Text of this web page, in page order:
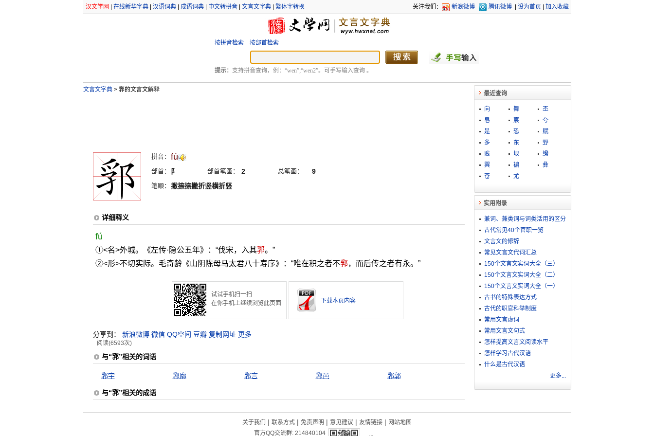
汉文学网 在线新华字典| 汉语词典| 成语词典| 中文转拼音| 文言文字典| 繁体字转换 关注我们： 新浪微博 腾讯微博 设为首页 加入收藏
按拼音检索 按部首检索
提示： 支持拼音查询，例：“wen”;“wen2”。可手写输入查询 。
文言文字典 >郛的文言文解释
拼音： fú
部首： 阝 部首笔画： 2 总笔画： 9
笔顺： 撇捺捺撇折竖横折竖
详细释义
fú
①<名>外城。《左传·隐公五年》：“伐宋，入其郛。”
②<形>不切实际。毛奇龄《山阴陈母马太君八十寿序》：“唯在积之者不郛，而后传之者有永。”
试试手机扫一扫
在你手机上继续浏览此页面
下载本页内容
分享到： 新浪微博 微信 QQ空间 豆瓣 复制网址 更多
阅读(6593次)
与“郛”相关的词语
郛宇 郛廓 郛言 郛邑 郛郭
与“郛”相关的成语
最近查询
向 舞
丕
皂
宸
夸
是
恐
赋
多
东
野
贱
垠
鱍
巽
褊
彝
苍
尤
实用附录
兼词、兼类词与词类活用的区分
古代常见40个官职一览
文言文的修辞
常见文言文代词汇总
150个文言文实词大全（三）
150个文言文实词大全（二）
150个文言文实词大全（一）
古书的特殊表达方式
古代的职官科举制度
常用文言虚词
常用文言文句式
怎样提高文言文阅读水平
怎样学习古代汉语
什么是古代汉语
更多...
关于我们 | 联系方式 | 免责声明 | 意见建议 | 友情链接 | 网站地图
官方QQ交流群: 214840104